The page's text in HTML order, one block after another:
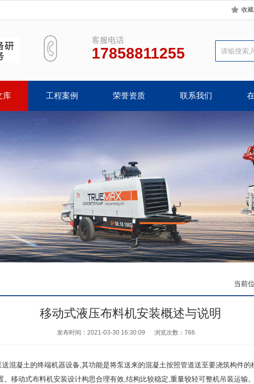
收
客服电话
17858811255
库 工程案例 荣誉资质 联系我们
当前
移动式液压布料机安装概述与说明
发布时间：2021-03-30 16:30:09 浏览次数： 766
凝土的终端机器设备,其功能是将泵送来的混凝土按照管道送至要浇筑构件的
。移动式布料机安装设计构思合理有效,结构比较稳定,重量较轻可整机吊装运输